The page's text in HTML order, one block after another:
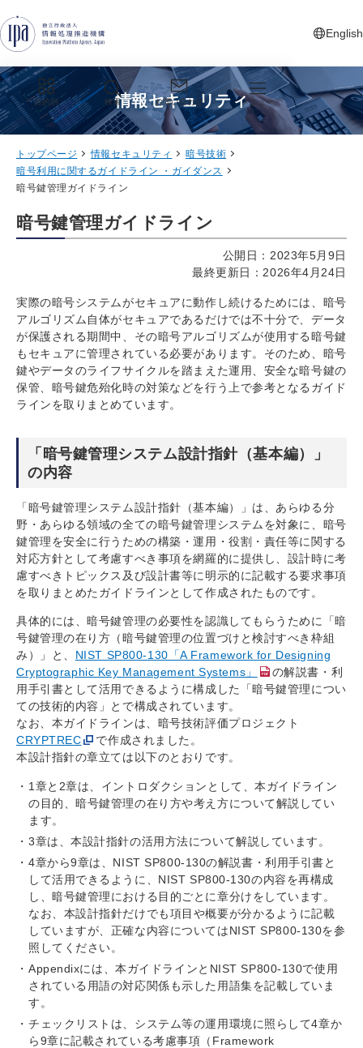
English
新しいタ
目的別 検索 お問い合わせ メニュー
情報セキュリティ
トップページ 情報セキュリティ
暗号技術
暗号利用に関するガイドライン ・ガイダンス
暗号鍵管理ガイドライン
暗号鍵管理ガイドライン
公開日：2023年5月9日
最終更新日：2026年4月24日
実際の暗号システムがセキュアに動作し続けるためには、暗号
アルゴリズム自体がセキュアであるだけでは不十分で、データ
が保護される期間中、その暗号アルゴリズムが使用する暗号鍵
もセキュアに管理されている必要があります。そのため、暗号
鍵やデータのライフサイクルを踏まえた運用、安全な暗号鍵の
保管、暗号鍵危殆化時の対策などを行う上で参考となるガイド
ラインを取りまとめています。
「暗号鍵管理システム設計指針（基本編）」
の内容
「暗号鍵管理システム設計指針（基本編）」は、あらゆる分
野・あらゆる領域の全ての暗号鍵管理システムを対象に、暗号
鍵管理を安全に行うための構築・運用・役割・責任等に関する
対応方針として考慮すべき事項を網羅的に提供し、設計時に考
慮すべきトピックス及び設計書等に明示的に記載する要求事項
を取りまとめたガイドラインとして作成されたものです。
具体的には、暗号鍵管理の必要性を認識してもらうために「暗
号鍵管理の在り方（暗号鍵管理の位置づけと検討すべき枠組
み）」と、 NIST SP800-130「A Framework for Designing
Cryptographic Key Management Systems」
の解説書・利
用手引書として活用できるように構成した「暗号鍵管理につい
ての技術的内容」とで構成されています。
なお、本ガイドラインは、暗号技術評価プロジェクト
CRYPTREC
で作成されました。
本設計指針の章立ては以下のとおりです。
1章と2章は、イントロダクションとして、本ガイドライン
の目的、暗号鍵管理の在り方や考え方について解説してい
ます。
3章は、本設計指針の活用方法について解説しています。
4章から9章は、NIST SP800-130の解説書・利用手引書と
して活用できるように、NIST SP800-130の内容を再構成
し、暗号鍵管理における目的ごとに章分けをしています。
なお、本設計指針だけでも項目や概要が分かるように記載
していますが、正確な内容についてはNIST SP800-130を参
照してください。
Appendixには、本ガイドラインとNIST SP800-130で使用
されている用語の対応関係も示した用語集を記載していま
す。
チェックリストは、システム等の運用環境に照らして4章か
ら9章に記載されている考慮事項（Framework